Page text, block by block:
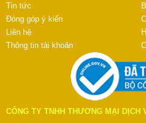
Tin tức
Đóng góp ý kiến
Liên hệ
Thông tin tài khoản
CÔNG TY TNHH THƯƠNG MẠI DỊCH